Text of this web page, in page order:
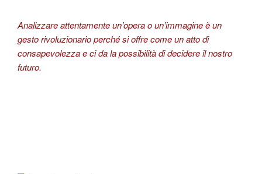
Analizzare attentamente un’opera o un’immagine è un
gesto rivoluzionario perché si offre come un atto di
consapevolezza e ci da la possibilità di decidere il nostro
futuro.